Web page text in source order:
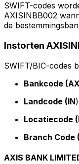
SWIFT-codes
AXISINBB002
de
Instorten
SWIFT/BIC-codes
Bankcode
Landcode (IN
Locatiecode
Branch Code
AXIS BANK